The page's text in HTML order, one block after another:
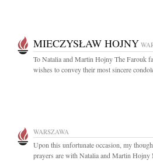
MIECZYSŁAW HOJNY
To Natalia and Martin Hojny The Farouk
wishes to convey their most sincere
WARSZAWA
Upon this unfortunate occasion, my
prayers are with Natalia and Martin Hojny